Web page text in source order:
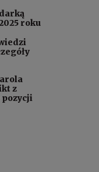
roku
z
pozycji